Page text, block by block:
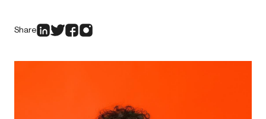
Share